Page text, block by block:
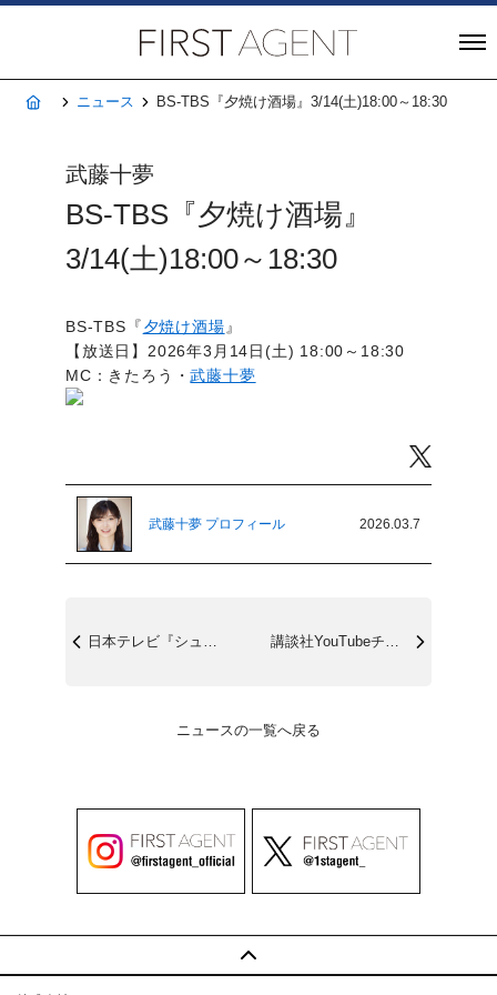
ホームニュース BS-TBS『夕焼け酒場』3/14(土)18:00～18:30
武藤十夢
BS-TBS『夕焼け酒場』
3/14(土)18:00～18:30
BS-TBS『夕焼け酒場 』
【放送日】2026年3月14日(土) 18:00～18:30
MC：きたろう・武藤十夢
武藤十夢 プロフィール 2026.03.7
日本テレビ『シューイチ』3/15(日)0... 講談社YouTubeチャンネル『ほんタメ...
ニュースの一覧へ戻る